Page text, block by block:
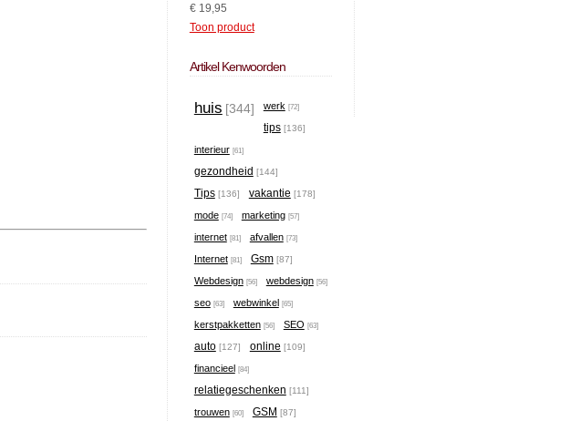
€ 19,95
Toon product
Artikel Kenwoorden
huis [344] werk [72]
tips [136]
interieur [61]
gezondheid [144]
Tips [136] vakantie [178]
mode [74] marketing [57]
internet [81] afvallen [73]
Internet [81] Gsm [87]
Webdesign [56] webdesign [56]
seo [63] webwinkel [65]
kerstpakketten [56] SEO [63]
auto [127] online [109]
financieel [84]
relatiegeschenken [111]
trouwen [60] GSM [87]